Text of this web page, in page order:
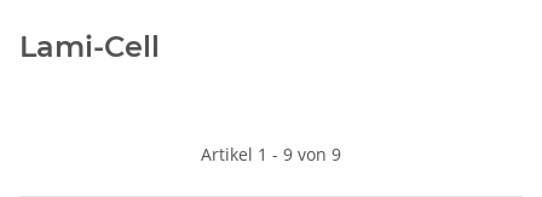
Lami-Cell
Artikel 1 - 9 von 9